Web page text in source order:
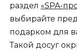
раздел «SPA-
выбирайте
подарком для
Такой досуг